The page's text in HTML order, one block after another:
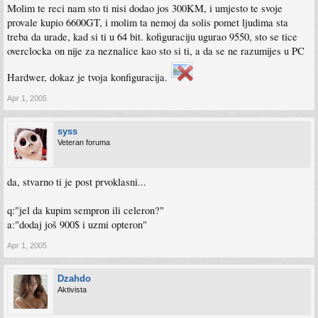
Molim te reci nam sto ti nisi dodao jos 300KM, i umjesto te svoje
provale kupio 6600GT, i molim ta nemoj da solis pomet ljudima sta
treba da urade, kad si ti u 64 bit. kofiguraciju ugurao 9550, sto se tice
overclocka on nije za neznalice kao sto si ti, a da se ne razumijes u PC
Hardwer, dokaz je tvoja konfiguracija.
Apr 1, 2005
syss
Veteran foruma
da, stvarno ti je post prvoklasni...
q:"jel da kupim sempron ili celeron?"
a:"dodaj još 900$ i uzmi opteron"
Apr 1, 2005
Dzahdo
Aktivista